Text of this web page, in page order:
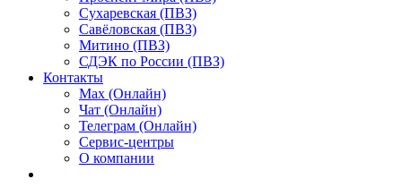
Сухаревская (ПВЗ)
Савёловская (ПВЗ)
Митино (ПВЗ)
СДЭК по России (ПВЗ)
Контакты
Max (Онлайн)
Чат (Онлайн)
Телеграм (Онлайн)
Сервис-центры
О компании